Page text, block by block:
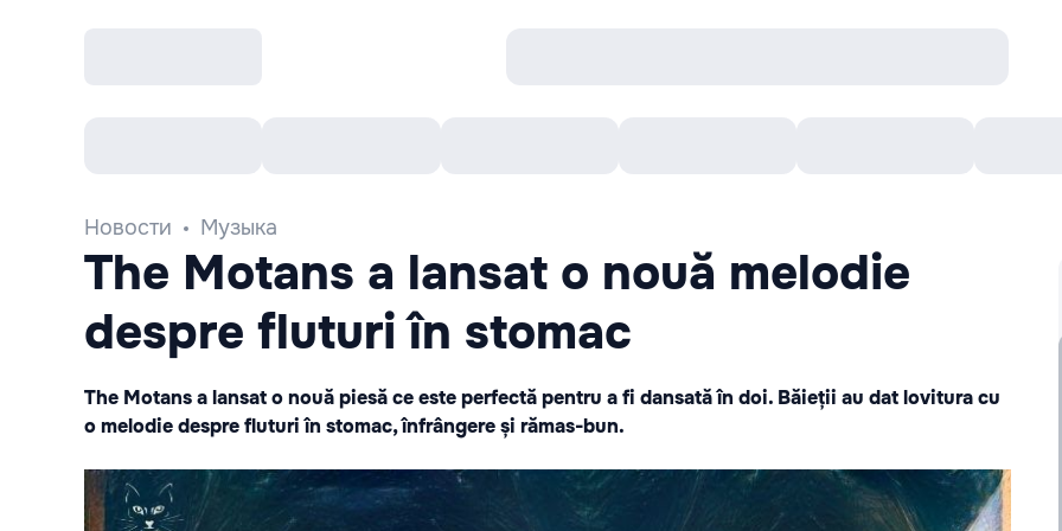
Новости Музыка
The Motans a lansat o nouă melodie
despre fluturi în stomac
The Motans a lansat o nouă piesă ce este perfectă pentru a fi dansată în doi. Băieții au dat lovitura cu
o melodie despre fluturi în stomac, înfrângere și rămas-bun.